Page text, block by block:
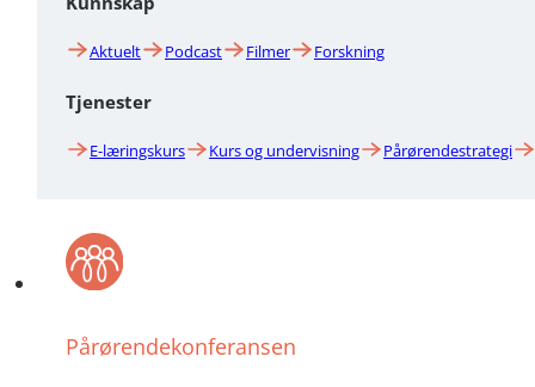
Aktuelt Podcast Filmer Forskning
Tjenester
E-læringskurs Kurs og undervisning Pårørendestrategi
Pårørendekonferansen